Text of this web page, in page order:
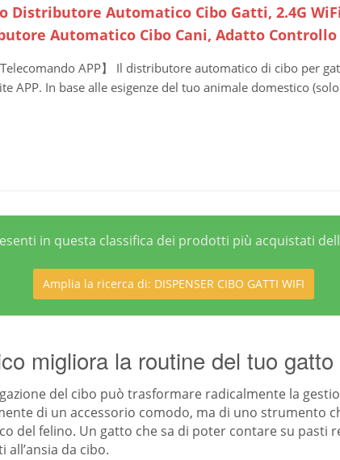
Distributore Automatico Cibo Gatti, 2.4G
Automatico Cibo Cani, Adatto Controllo
Telecomando APP】 Il distributore automatico di cibo per
APP. In base alle esigenze del tuo animale domestico
in questa classifica dei prodotti più acquistati
Amplia la ricerca di: DISPENSER CIBO GATTI WIFI
migliora la routine del tuo gatto
del cibo può trasformare radicalmente la
di un accessorio comodo, ma di uno strumento
del felino. Un gatto che sa di poter contare su pasti
da cibo.